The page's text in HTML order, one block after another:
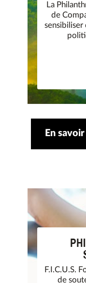
La
de
sensibiliser
En
F.I.C.U.S.
de